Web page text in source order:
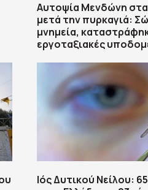
Αυτοψία Μενδώνη
μετά την πυρκαγιά:
μνημεία,
εργοταξιακές
Ιός Δυτικού Νείλου: